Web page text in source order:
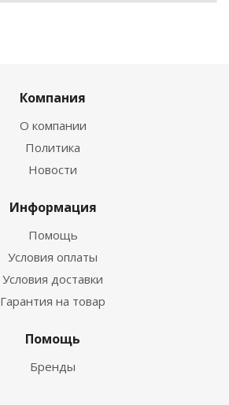
Компания
О компании
Политика
Новости
Информация
Помощь
Условия оплаты
Условия доставки
Гарантия на товар
Помощь
Бренды